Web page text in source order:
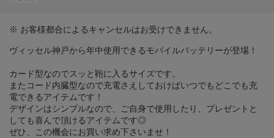
※ お客様都合によるキャンセルはお受けできません。
ヴィッセル神戸から年中使用できるモバイルバッテリーが登場！
カード型なのでスッと鞄に入るサイズです。
またコード内臓型なので充電さえしておけばいつでもどこでも充
電できるアイテムです！
デザインはシンプルなので、ご自身で使用したり、プレゼントと
しても喜んで頂けるアイテムです◎
ぜひ、この機会にお買い求め下さいませ！